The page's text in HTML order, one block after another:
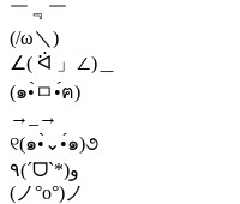
￣﹃￣
(/ω＼)
∠( ᐛ 」∠)＿
(๑•̀ㅁ•́ฅ)
→_→
୧(๑•̀⌄•́๑)૭
٩(ˊᗜˋ*)و
(ノ°ο°)ノ